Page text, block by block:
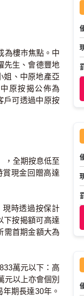
為樓巿焦點。中
先生、會德豐地
姐、中原地產亞
原按揭公佈為
戶可透過中原按
，全期按息低至
賞現金回贈高達
現時透過按保計
下按揭額可高達
需首期金額大為
萬元以下：高
元以上亦會個別
期長達30年。